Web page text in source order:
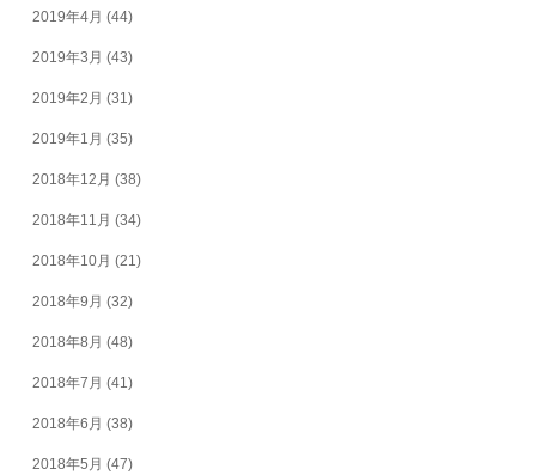
2019年4月 (44)
2019年3月 (43)
2019年2月 (31)
2019年1月 (35)
2018年12月 (38)
2018年11月 (34)
2018年10月 (21)
2018年9月 (32)
2018年8月 (48)
2018年7月 (41)
2018年6月 (38)
2018年5月 (47)